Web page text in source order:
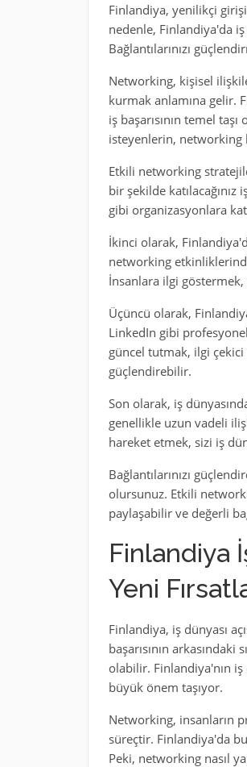
Finlandiya, yenilikçi
nedenle, Finlandiya'da
Bağlantılarınızı
Networking, kişisel
kurmak anlamına gelir.
iş başarısının temel
isteyenlerin,
Etkili networking
bir şekilde
gibi organizasyonlara
İkinci olarak,
networking
İnsanlara ilgi
Üçüncü olarak,
LinkedIn gibi
güncel tutmak, ilgi
güçlendirebilir.
Son olarak, iş
genellikle uzun vadeli
hareket etmek, sizi iş
Bağlantılarınızı
olursunuz. Etkili
paylaşabilir ve değerli
Finlandiya
Yeni
Finlandiya, iş dünyası
başarısının
olabilir. Finlandiya'nın iş
büyük önem taşıyor.
Networking, insanların
süreçtir. Finlandiya'da
Peki, networking nasıl